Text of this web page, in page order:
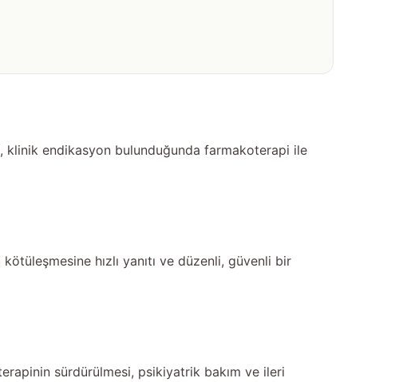
klinik endikasyon bulunduğunda farmakoterapi ile
hızlı yanıtı ve düzenli, güvenli bir
sürdürülmesi, psikiyatrik bakım ve ileri